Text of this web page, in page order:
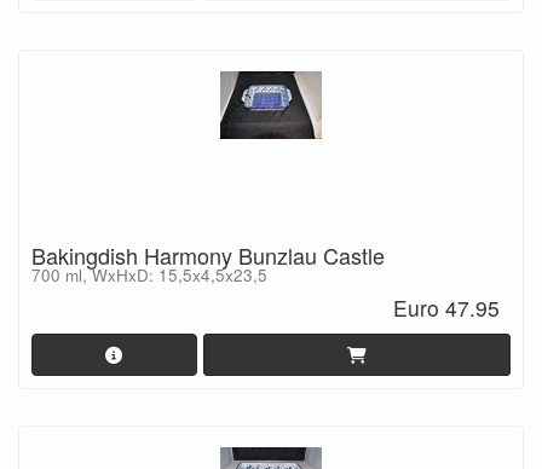
Bakingdish Harmony Bunzlau Castle
700 ml, WxHxD: 15,5x4,5x23,5
Euro 47.95